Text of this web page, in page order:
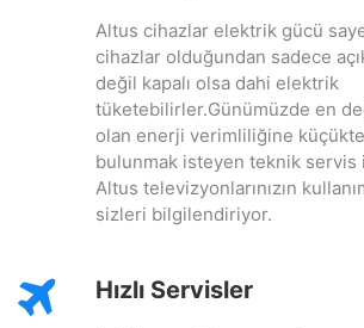
Altus cihazlar elektrik gücü
cihazlar olduğundan sadece
değil kapalı olsa dahi elektrik
tüketebilirler.Günümüzde en
olan enerji verimliliğine küçükte
bulunmak isteyen teknik
Altus televizyonlarınızın
sizleri bilgilendiriyor.
Hızlı Servisler